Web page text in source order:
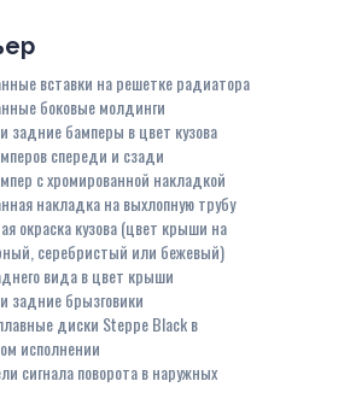
вставки на решетке радиатора
боковые молдинги
задние бамперы в цвет кузова
спереди и сзади
с хромированной накладкой
накладка на выхлопную трубу
окраска кузова (цвет крыши на
серебристый или бежевый)
вида в цвет крыши
задние брызговики
диски Steppe Black в
исполнении
сигнала поворота в наружных